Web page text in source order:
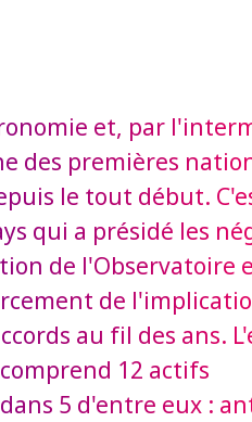
et, par
des premières
le tout début.
qui a présidé les
de l'Observatoire
de
au fil des ans.
12 actifs
5 d'entre eux :